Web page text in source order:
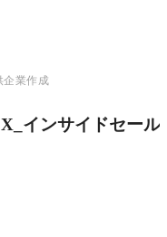
企業作成
インサイドセー